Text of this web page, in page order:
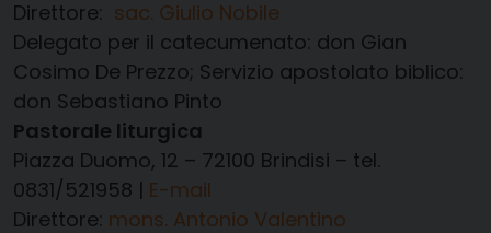
Direttore: sac. Giulio Nobile
Delegato per il catecumenato: don Gian
Cosimo De Prezzo; Servizio apostolato biblico:
don Sebastiano Pinto
Pastorale liturgica
Piazza Duomo, 12 – 72100 Brindisi – tel.
0831/521958 | E-mail
Direttore: mons. Antonio Valentino